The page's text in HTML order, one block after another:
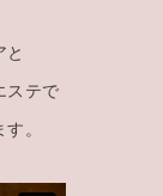
と
ステで
。